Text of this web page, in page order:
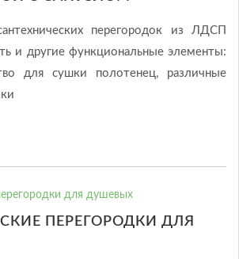
перегородок из ЛДСП
и другие функциональные элементы:
для сушки полотенец, различные
ПЕРЕГОРОДКИ ДЛЯ